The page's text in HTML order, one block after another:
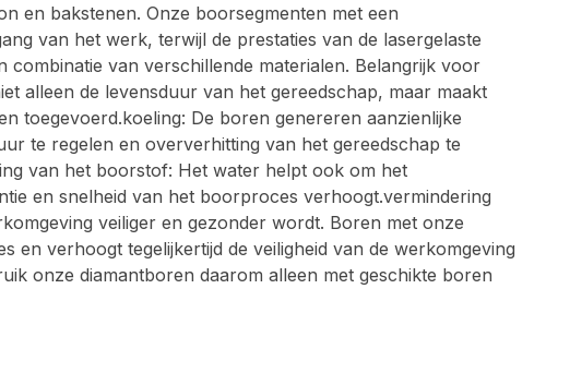
en bakstenen. Onze boorsegmenten met een
van het werk, terwijl de prestaties van de lasergelaste
van verschillende materialen. Belangrijk voor
alleen de levensduur van het gereedschap, maar maakt
toegevoerd.koeling: De boren genereren aanzienlijke
te regelen en oververhitting van het gereedschap te
van het boorstof: Het water helpt ook om het
en snelheid van het boorproces verhoogt.vermindering
veiliger en gezonder wordt. Boren met onze
verhoogt tegelijkertijd de veiligheid van de werkomgeving
onze diamantboren daarom alleen met geschikte boren